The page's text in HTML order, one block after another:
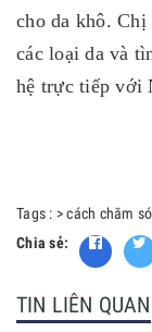
cho da khô. Chị
các loại da và
hệ trực tiếp với
Tags : >cách chăm
Chia sẻ:
TIN LIÊN QUAN